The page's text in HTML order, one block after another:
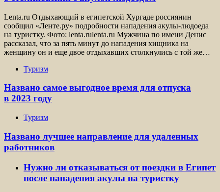
Lenta.ru Отдыхающий в египетской Хургаде россиянин
сообщил «Ленте.ру» подробности нападения акулы-людоеда
на туристку. Фото: lenta.rulenta.ru Мужчина по имени Денис
рассказал, что за пять минут до нападения хищника на
женщину он и еще двое отдыхавших столкнулись с той же…
Туризм
Названо самое выгодное время для отпуска
в 2023 году
Туризм
Названо лучшее направление для удаленных
работников
Нужно ли отказываться от поездки в Египет
после нападения акулы на туристку